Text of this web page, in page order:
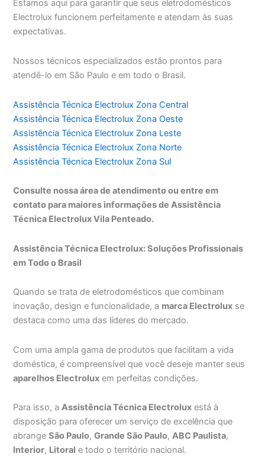
Estamos aqui para garantir que seus eletrodomésticos
Electrolux funcionem perfeitamente e atendam às suas
expectativas.
Nossos técnicos especializados estão prontos para
atendê-lo em São Paulo e em todo o Brasil.
Assistência Técnica Electrolux Zona Central
Assistência Técnica Electrolux Zona Oeste
Assistência Técnica Electrolux Zona Leste
Assistência Técnica Electrolux Zona Norte
Assistência Técnica Electrolux Zona Sul
Consulte nossa área de atendimento ou entre em
contato para maiores informações de Assistência
Técnica Electrolux Vila Penteado.
Assistência Técnica Electrolux: Soluções Profissionais
em Todo o Brasil
Quando se trata de eletrodomésticos que combinam
inovação, design e funcionalidade, a marca Electrolux se
destaca como uma das líderes do mercado.
Com uma ampla gama de produtos que facilitam a vida
doméstica, é compreensível que você deseje manter seus
aparelhos Electrolux em perfeitas condições.
Para isso, aAssistência Técnica Electrolux está à
disposição para oferecer um serviço de excelência que
abrangeSão Paulo,Grande São Paulo,ABC Paulista,
Interior, Litoral e todo o território nacional.